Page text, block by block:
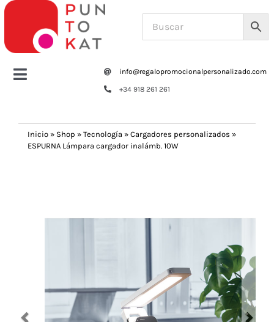
Saltar
contenido
Toggle
Tazas y botellas
Navidad 🎄 Invierno
info@regalopromocionalpersonalizado.com
+34 918 261 261
Inicio » Shop » Tecnología » Cargadores personalizados »
ESPURNA Lámpara cargador inalámb. 10W